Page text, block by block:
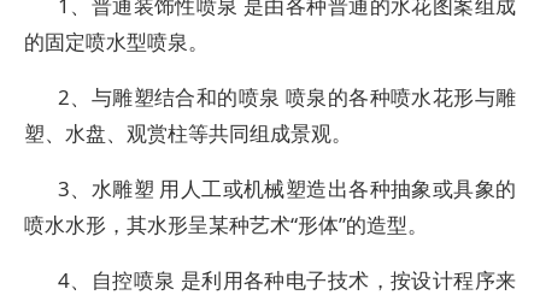
的固定喷水型喷泉。
2、与雕塑结合和的喷泉 喷泉的各种喷水花形与雕
塑、水盘、观赏柱等共同组成景观。
3、水雕塑 用人工或机械塑造出各种抽象或具象的
喷水水形，其水形呈某种艺术“形体”的造型。
4、自控喷泉 是利用各种电子技术，按设计程序来